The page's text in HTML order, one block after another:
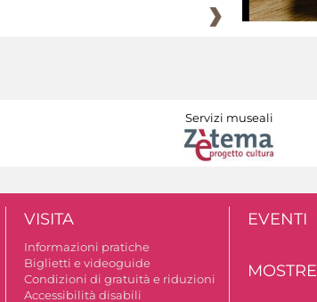
Servizi museali
VISITA
Informazioni pratiche
Biglietti e videoguide
Condizioni di gratuità e riduzioni
Accessibilità disabili
EVENTI
MOSTRE